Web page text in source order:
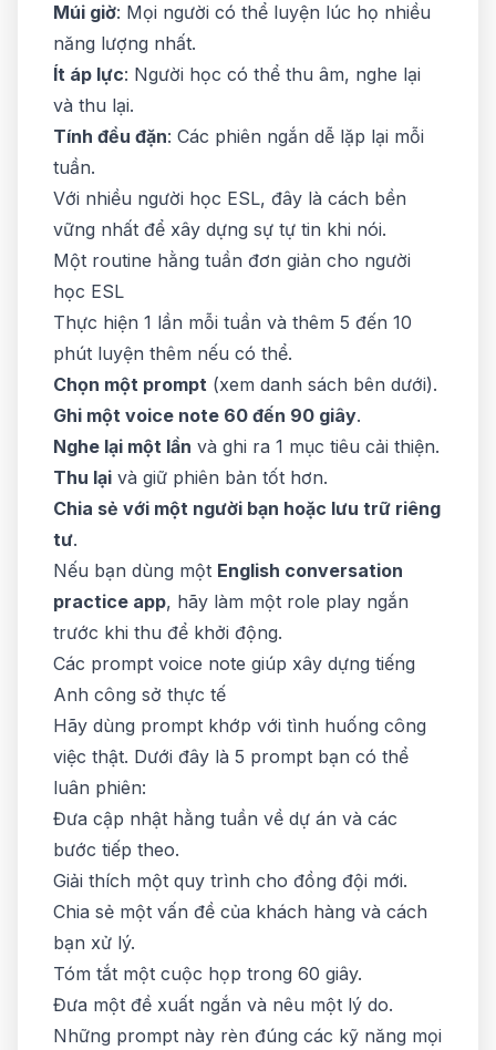
Múi giờ: Mọi người có thể luyện lúc họ nhiều
năng lượng nhất.
Ít áp lực: Người học có thể thu âm, nghe lại
và thu lại.
Tính đều đặn: Các phiên ngắn dễ lặp lại mỗi
tuần.
Với nhiều người học ESL, đây là cách bền
vững nhất để xây dựng sự tự tin khi nói.
Một routine hằng tuần đơn giản cho người
học ESL
Thực hiện 1 lần mỗi tuần và thêm 5 đến 10
phút luyện thêm nếu có thể.
Chọn một prompt (xem danh sách bên dưới).
Ghi một voice note 60 đến 90 giây.
Nghe lại một lần và ghi ra 1 mục tiêu cải thiện.
Thu lại và giữ phiên bản tốt hơn.
Chia sẻ với một người bạn hoặc lưu trữ riêng
tư.
Nếu bạn dùng một English conversation
practice app, hãy làm một role play ngắn
trước khi thu để khởi động.
Các prompt voice note giúp xây dựng tiếng
Anh công sở thực tế
Hãy dùng prompt khớp với tình huống công
việc thật. Dưới đây là 5 prompt bạn có thể
luân phiên:
Đưa cập nhật hằng tuần về dự án và các
bước tiếp theo.
Giải thích một quy trình cho đồng đội mới.
Chia sẻ một vấn đề của khách hàng và cách
bạn xử lý.
Tóm tắt một cuộc họp trong 60 giây.
Đưa một đề xuất ngắn và nêu một lý do.
Những prompt này rèn đúng các kỹ năng mọi